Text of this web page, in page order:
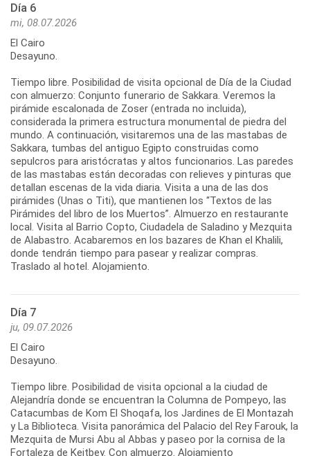
Día 6
mi, 08.07.2026
El Cairo
Desayuno.
Tiempo libre. Posibilidad de visita opcional de Día de la Ciudad
con almuerzo: Conjunto funerario de Sakkara. Veremos la
pirámide escalonada de Zoser (entrada no incluida),
considerada la primera estructura monumental de piedra del
mundo. A continuación, visitaremos una de las mastabas de
Sakkara, tumbas del antiguo Egipto construidas como
sepulcros para aristócratas y altos funcionarios. Las paredes
de las mastabas están decoradas con relieves y pinturas que
detallan escenas de la vida diaria. Visita a una de las dos
pirámides (Unas o Titi), que mantienen los “Textos de las
Pirámides del libro de los Muertos”. Almuerzo en restaurante
local. Visita al Barrio Copto, Ciudadela de Saladino y Mezquita
de Alabastro. Acabaremos en los bazares de Khan el Khalili,
donde tendrán tiempo para pasear y realizar compras.
Traslado al hotel. Alojamiento.
Día 7
ju, 09.07.2026
El Cairo
Desayuno.
Tiempo libre. Posibilidad de visita opcional a la ciudad de
Alejandría donde se encuentran la Columna de Pompeyo, las
Catacumbas de Kom El Shoqafa, los Jardines de El Montazah
y La Biblioteca. Visita panorámica del Palacio del Rey Farouk, la
Mezquita de Mursi Abu al Abbas y paseo por la cornisa de la
Fortaleza de Keitbey. Con almuerzo. Alojamiento